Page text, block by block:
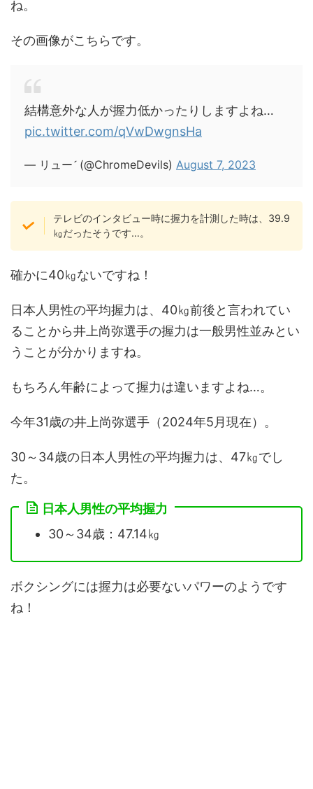
ね。
その画像がこちらです。
結構意外な人が握力低かったりしますよね…
pic.twitter.com/qVwDwgnsHa
— リュー (@ChromeDevils) August 7, 2023
テレビのインタビュー時に握力を計測した時は、39.9
㎏だったそうです…。
確かに40㎏ないですね！
日本人男性の平均握力は、40㎏前後と言われてい
ることから井上尚弥選手の握力は一般男性並みとい
うことが分かりますね。
もちろん年齢によって握力は違いますよね…。
今年31歳の井上尚弥選手（2024年5月現在）。
30～34歳の日本人男性の平均握力は、47㎏でし
た。
日本人男性の平均握力
30～34歳：47.14㎏
ボクシングには握力は必要ないパワーのようです
ね！